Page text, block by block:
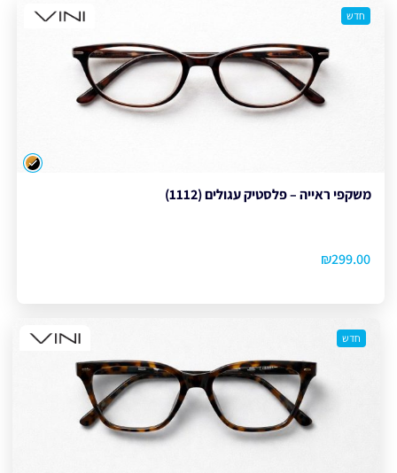
חדש
משקפי ראייה – פלסטיק עגולים (1112)
₪299.00
צבע
חדש